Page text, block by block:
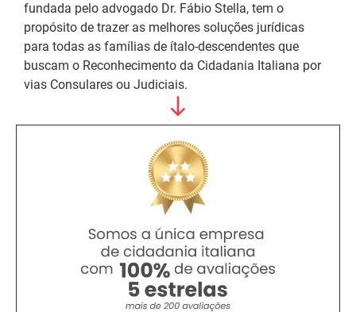
fundada pelo advogado Dr. Fábio Stella, tem o
propósito de trazer as melhores soluções jurídicas
para todas as famílias de ítalo-descendentes que
buscam o Reconhecimento da Cidadania Italiana por
vias Consulares ou Judiciais.